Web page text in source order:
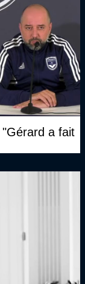
a fait